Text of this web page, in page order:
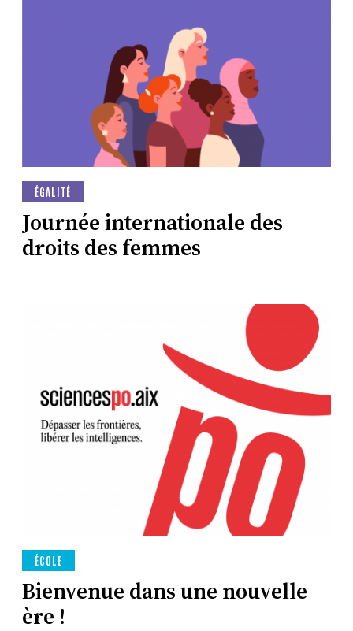
ÉGALITÉ
Journée internationale des
droits des femmes
ÉCOLE
Bienvenue dans une nouvelle
ère !